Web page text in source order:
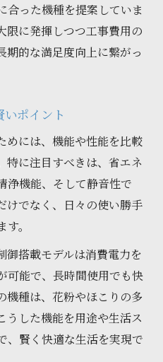
合った機種を提案していま
限に発揮しつつ工事費用の
期的な満足度向上に繋がっ
ポイント
めには、機能や性能を比較
特に注目すべきは、省エネ
浄機能、そして静音性で
けでなく、日々の使い勝手
。
御搭載モデルは消費電力を
可能で、長時間使用でも快
機種は、花粉やほこりの多
うした機能を用途や生活ス
、賢く快適な生活を実現で